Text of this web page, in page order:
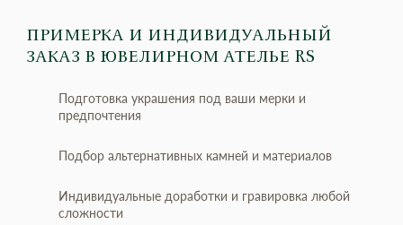
ПРИМЕРКА И ИНДИВИДУАЛЬНЫЙ
ЗАКАЗ В ЮВЕЛИРНОМ АТЕЛЬЕ RS
Подготовка украшения под ваши мерки и
предпочтения
Подбор альтернативных камней и материалов
Индивидуальные доработки и гравировка любой
сложности